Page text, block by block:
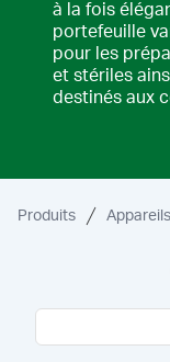
à la fois
portefeuille
pour les
et stériles
destinés aux
Produits